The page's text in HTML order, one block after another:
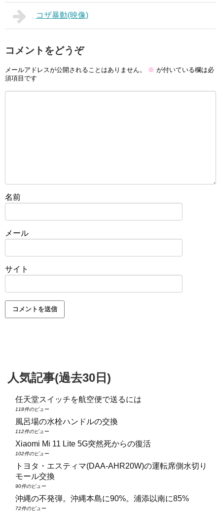
コザ暴動(映像)
コメントをどうぞ
メールアドレスが公開されることはありません。 ※ が付いている欄は必
須項目です
名前
メール
サイト
人気記事(過去30日)
任天堂スイッチを航空便で送るには
118件のビュー
風呂場の水栓ハンドルの交換
112件のビュー
Xiaomi Mi 11 Lite 5G突然死からの復活
102件のビュー
トヨタ・エスティマ(DAA‑AHR20W)の運転席側水切り
モール交換
90件のビュー
沖縄の不発弾。沖縄本島に90%。浦添以南に85%
72件のビュー